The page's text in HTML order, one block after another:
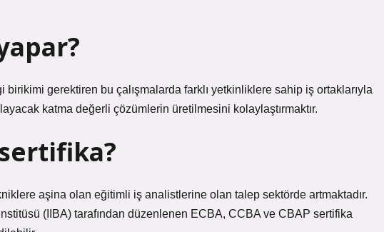
gerektiren bu çalışmalarda farklı yetkinliklere sahip iş ortaklarıyla
katma değerli çözümlerin üretilmesini kolaylaştırmaktır.
aşina olan eğitimli iş analistlerine olan talep sektörde artmaktadır.
(IIBA) tarafından düzenlenen ECBA, CCBA ve CBAP sertifika